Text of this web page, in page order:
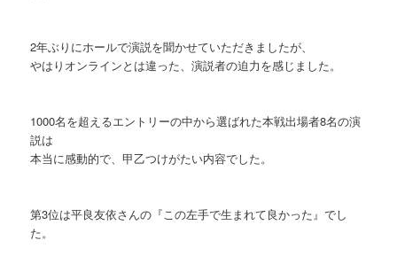
2年ぶりにホールで演説を聞かせていただきましたが、
やはりオンラインとは違った、演説者の迫力を感じました。
1000名を超えるエントリーの中から選ばれた本戦出場者8名の演
説は
本当に感動的で、甲乙つけがたい内容でした。
第3位は平良友依さんの『この左手で生まれて良かった』でし
た。